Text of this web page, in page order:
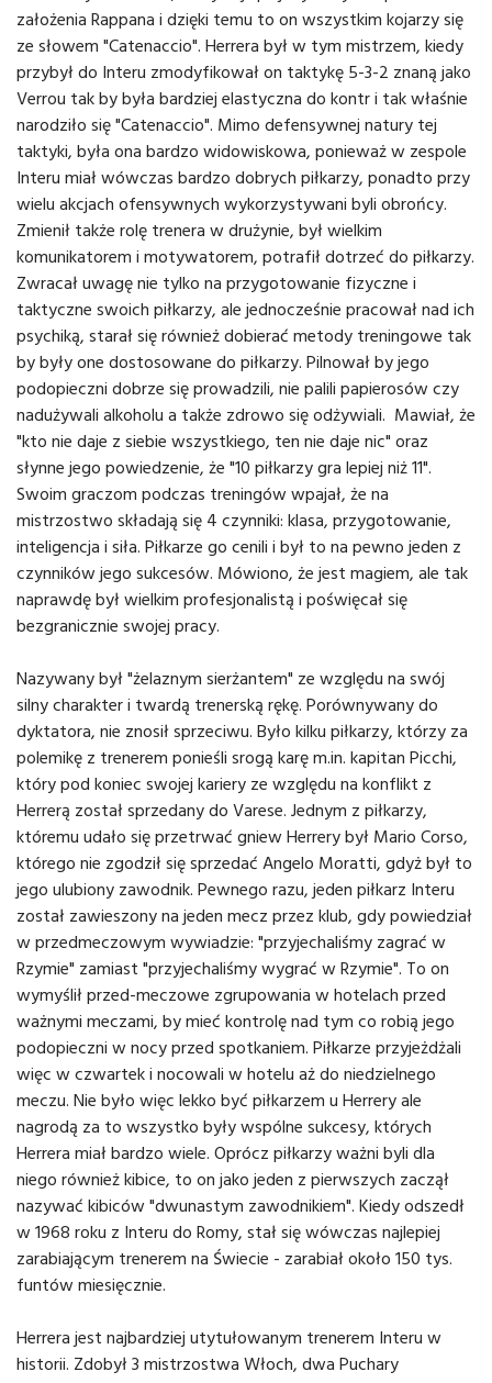
założenia Rappana i dzięki temu to on wszystkim kojarzy się
ze słowem "Catenaccio". Herrera był w tym mistrzem, kiedy
przybył do Interu zmodyfikował on taktykę 5-3-2 znaną jako
Verrou tak by była bardziej elastyczna do kontr i tak właśnie
narodziło się "Catenaccio". Mimo defensywnej natury tej
taktyki, była ona bardzo widowiskowa, ponieważ w zespole
Interu miał wówczas bardzo dobrych piłkarzy, ponadto przy
wielu akcjach ofensywnych wykorzystywani byli obrońcy.
Zmienił także rolę trenera w drużynie, był wielkim
komunikatorem i motywatorem, potrafił dotrzeć do piłkarzy.
Zwracał uwagę nie tylko na przygotowanie fizyczne i
taktyczne swoich piłkarzy, ale jednocześnie pracował nad ich
psychiką, starał się również dobierać metody treningowe tak
by były one dostosowane do piłkarzy. Pilnował by jego
podopieczni dobrze się prowadzili, nie palili papierosów czy
nadużywali alkoholu a także zdrowo się odżywiali. Mawiał, że
"kto nie daje z siebie wszystkiego, ten nie daje nic" oraz
słynne jego powiedzenie, że "10 piłkarzy gra lepiej niż 11".
Swoim graczom podczas treningów wpajał, że na
mistrzostwo składają się 4 czynniki: klasa, przygotowanie,
inteligencja i siła. Piłkarze go cenili i był to na pewno jeden z
czynników jego sukcesów. Mówiono, że jest magiem, ale tak
naprawdę był wielkim profesjonalistą i poświęcał się
bezgranicznie swojej pracy.
Nazywany był "żelaznym sierżantem" ze względu na swój
silny charakter i twardą trenerską rękę. Porównywany do
dyktatora, nie znosił sprzeciwu. Było kilku piłkarzy, którzy za
polemikę z trenerem ponieśli srogą karę m.in. kapitan Picchi,
który pod koniec swojej kariery ze względu na konflikt z
Herrerą został sprzedany do Varese. Jednym z piłkarzy,
któremu udało się przetrwać gniew Herrery był Mario Corso,
którego nie zgodził się sprzedać Angelo Moratti, gdyż był to
jego ulubiony zawodnik. Pewnego razu, jeden piłkarz Interu
został zawieszony na jeden mecz przez klub, gdy powiedział
w przedmeczowym wywiadzie: "przyjechaliśmy zagrać w
Rzymie" zamiast "przyjechaliśmy wygrać w Rzymie". To on
wymyślił przed-meczowe zgrupowania w hotelach przed
ważnymi meczami, by mieć kontrolę nad tym co robią jego
podopieczni w nocy przed spotkaniem. Piłkarze przyjeżdżali
więc w czwartek i nocowali w hotelu aż do niedzielnego
meczu. Nie było więc lekko być piłkarzem u Herrery ale
nagrodą za to wszystko były wspólne sukcesy, których
Herrera miał bardzo wiele. Oprócz piłkarzy ważni byli dla
niego również kibice, to on jako jeden z pierwszych zaczął
nazywać kibiców "dwunastym zawodnikiem". Kiedy odszedł
w 1968 roku z Interu do Romy, stał się wówczas najlepiej
zarabiającym trenerem na Świecie - zarabiał około 150 tys.
funtów miesięcznie.
Herrera jest najbardziej utytułowanym trenerem Interu w
historii. Zdobył 3 mistrzostwa Włoch, dwa Puchary